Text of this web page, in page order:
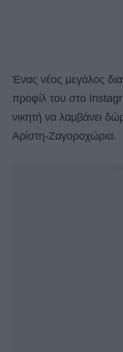
Ένας νέος μεγάλος
προφίλ του στο
νικητή να λαμβάνει
Αρίστη-Ζαγοροχώρια.